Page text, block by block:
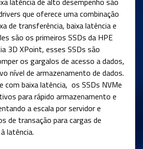
que oferece uma combinação
de transferência, baixa latência e
são os primeiros SSDs da HPE
3D XPoint, esses SSDs são
os gargalos de acesso a dados,
nível de armazenamento de dados.
com baixa latência, os SSDs NVMe
para rápido armazenamento e
a escala por servidor e
de transação para cargas de
latência.